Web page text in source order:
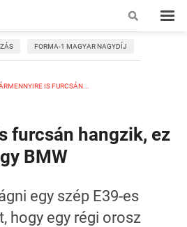
FORMA-1 MAGYAR NAGYDÍJ
IS FURCSÁN...
furcsán hangzik, ez
BMW
egy szép E39-es
hogy egy régi orosz